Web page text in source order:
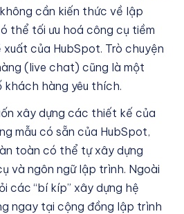
cần kiến thức về lập
thể tối ưu hoá công cụ tiềm
của HubSpot. Trò chuyện
(live chat) cũng là một
khách hàng yêu thích.
xây dựng các thiết kế của
mẫu có sẵn của HubSpot,
toàn có thể tự xây dựng
và ngôn ngữ lập trình. Ngoài
các “bí kíp” xây dựng hệ
ngay tại cộng đồng lập trình